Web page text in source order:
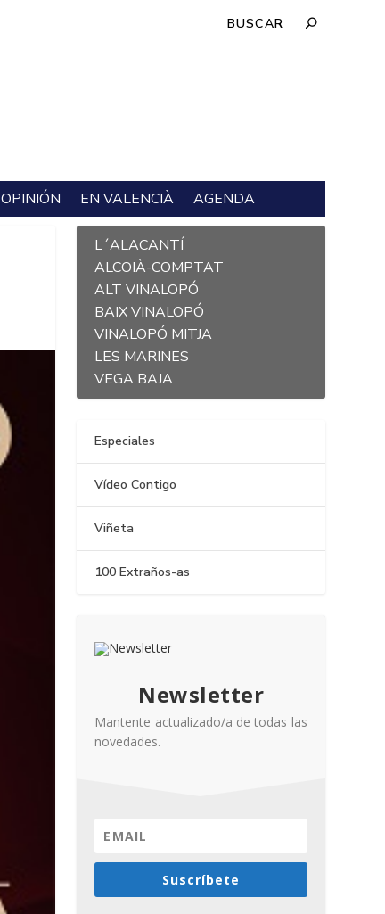
OPINIÓN EN VALENCIÀ AGENDA
L´ALACANTÍ
ALCOIÀ-COMPTAT
ALT VINALOPÓ
BAIX VINALOPÓ
VINALOPÓ MITJA
LES MARINES
VEGA BAJA
Especiales
Vídeo Contigo
Viñeta
100 Extraños-as
Newsletter
Mantente actualizado/a de todas las
novedades.
Suscríbete